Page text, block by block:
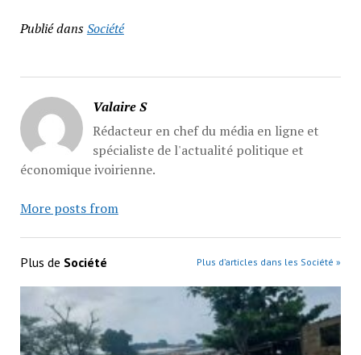
Publié dansSociété
Valaire S
Rédacteur en chef du média en ligne et
spécialiste de l'actualité politique et
économique ivoirienne.
More posts from
Plus de Société Plus d’articles dans les Société »